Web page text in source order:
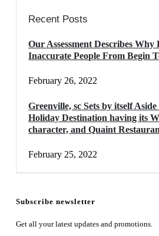
Recent Posts
Our Assessment Describes Why
Inaccurate People From Begin
February 26, 2022
Greenville, sc Sets by itself
Holiday Destination having its
character, and Quaint
February 25, 2022
Subscribe newsletter
Get all your latest updates and promotions.